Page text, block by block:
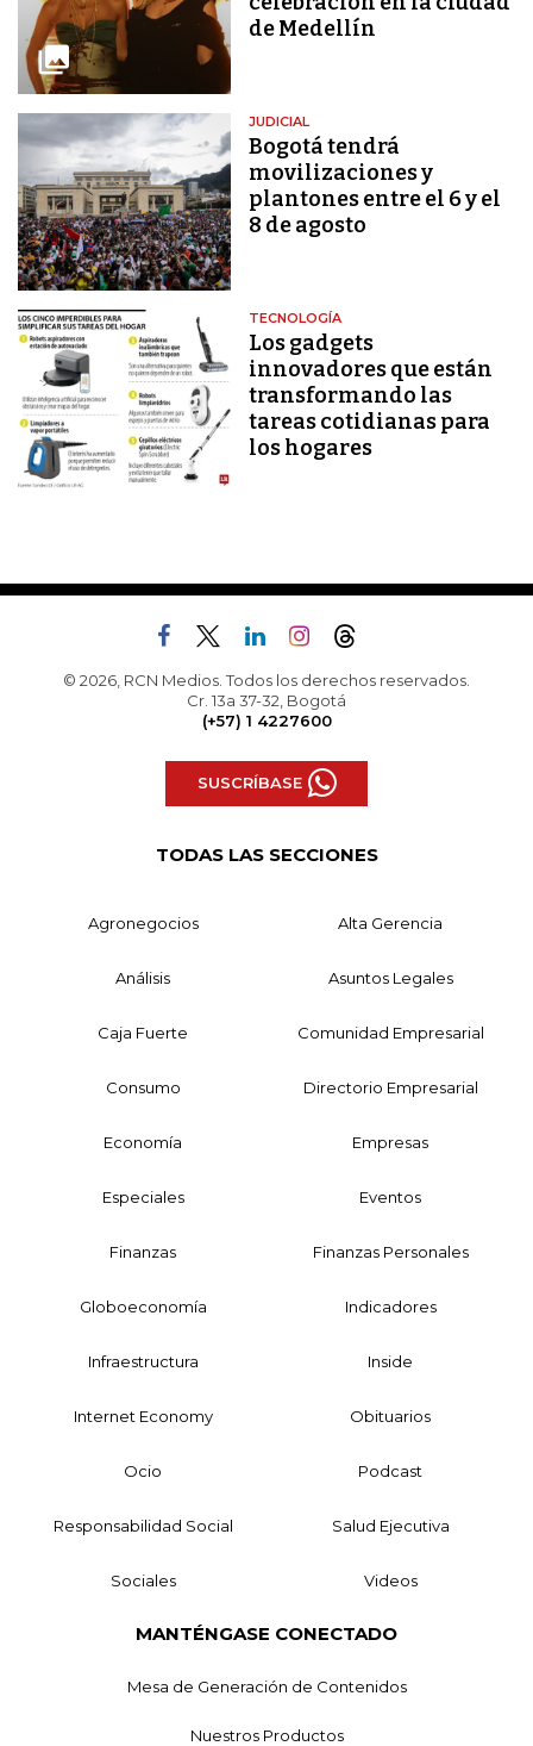
de Medellín
JUDICIAL
Bogotá tendrá
movilizaciones y
plantones entre el 6 y el
8 de agosto
TECNOLOGÍA
Los gadgets
innovadores que están
transformando las
tareas cotidianas para
los hogares
© 2026, RCN Medios. Todos los derechos reservados.
Cr. 13a 37-32, Bogotá
(+57) 1 4227600
SUSCRÍBASE
TODAS LAS SECCIONES
Agronegocios Alta Gerencia
Análisis Asuntos Legales
Caja Fuerte Comunidad Empresarial
Consumo Directorio Empresarial
Economía Empresas
Especiales Eventos
Finanzas Finanzas Personales
Globoeconomía Indicadores
Infraestructura Inside
Internet Economy Obituarios
Ocio Podcast
Responsabilidad Social Salud Ejecutiva
Sociales Videos
MANTÉNGASE CONECTADO
Mesa de Generación de Contenidos
Nuestros Productos